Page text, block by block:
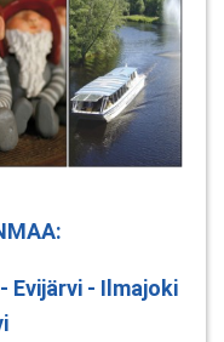
Evijärvi - Ilmajoki